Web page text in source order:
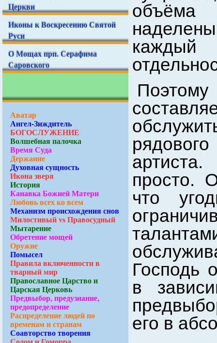
Церкви
Иконы к Воскресению Святой
Руси
О Мощах прп. Серафима
Саровского
Аватар
Ангел-Зиждитель
БОГОСЛУЖЕНИЕ
Волшебная палочка
Время Суда
Держание
Духовная сущность
Икона зверя
История
Канавка Божией Матери
Любовь всех ко всем
Механизм происхождения снов
Милостивый vs Правосудный
Мытарение
Обретение мощей
Оружие
Помысел
Правила включенности в
тварный мир
Православное Царство и
Царская Церковь
Предвыбор, предузнание,
предопределение
Распределение людей по
временам и странам
Соавторство творения
объёма
просто.
что
Господь
в
его в